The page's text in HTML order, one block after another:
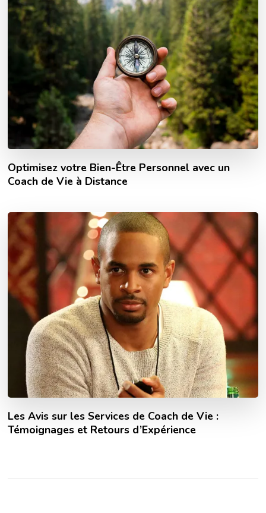
Optimisez votre Bien-Être Personnel avec un
Coach de Vie à Distance
Les Avis sur les Services de Coach de Vie :
Témoignages et Retours d’Expérience